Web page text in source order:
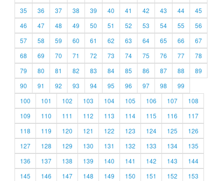
35
36 37 38 39 40 41 42 43 44
45
46
47 48 49 50 51 52 53 54 55
56
57
58 59 60 61 62 63 64 65 66
67
68
69 70 71 72 73 74 75 76 77
78
79
80 81 82 83 84 85 86 87 88
89
90
91 92 93 94 95 96 97 98
99
100
101 102 103 104 105 106 107
108
109
110 111 112 113 114 115 116
117
118
119 120 121 122 123 124 125
126
127
128 129 130 131 132 133 134
135
136
137 138 139 140 141 142 143
144
145
146 147 148 149 150 151 152
153